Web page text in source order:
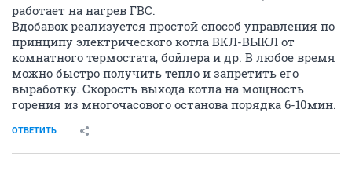
работает на нагрев ГВС.
Вдобавок реализуется простой способ управления по
принципу электрического котла ВКЛ-ВЫКЛ от
комнатного термостата, бойлера и др. В любое время
можно быстро получить тепло и запретить его
выработку. Скорость выхода котла на мощность
горения из многочасового останова порядка 6-10мин.
ОТВЕТИТЬ